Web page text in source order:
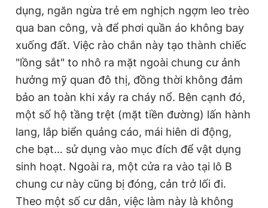
dụng, ngăn ngừa trẻ em nghịch ngợm leo trèo
qua ban công, và để phơi quần áo không bay
xuống đất. Việc rào chắn này tạo thành chiếc
"lồng sắt" to nhô ra mặt ngoài chung cư ảnh
hưởng mỹ quan đô thị, đồng thời không đảm
bảo an toàn khi xảy ra cháy nổ. Bên cạnh đó,
một số hộ tầng trệt (mặt tiền đường) lấn hành
lang, lắp biển quảng cáo, mái hiên di động,
che bạt… sử dụng vào mục đích để vật dụng
sinh hoạt. Ngoài ra, một cửa ra vào tại lô B
chung cư này cũng bị đóng, cản trở lối đi.
Theo một số cư dân, việc làm này là không